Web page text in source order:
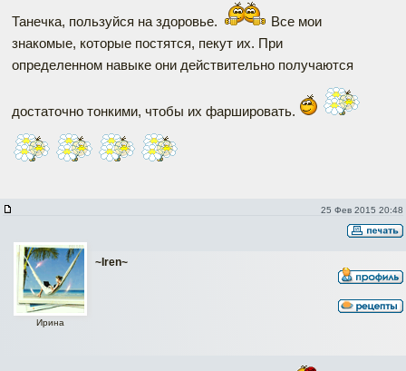
Танечка, пользуйся на здоровье.
Все мои
знакомые, которые постятся, пекут их. При
определенном навыке они действительно получаются
достаточно тонкими, чтобы их фаршировать.
25 Фев 2015 20:48
~Iren~
Ирина